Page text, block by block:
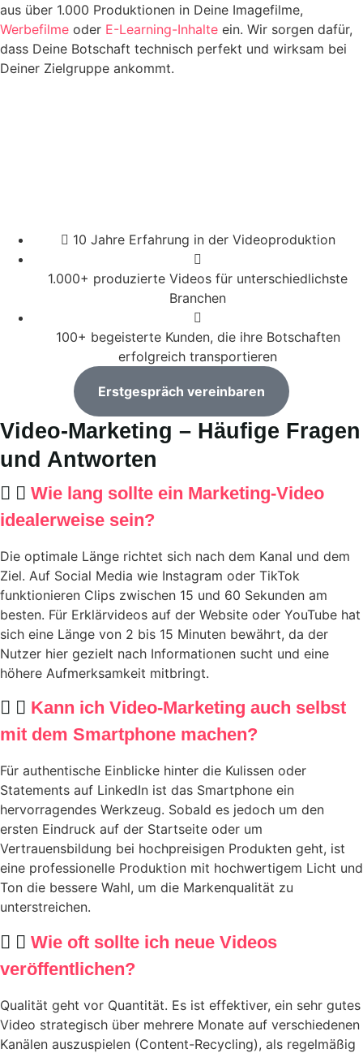
aus über 1.000 Produktionen in Deine Imagefilme,
Werbefilme oder E-Learning-Inhalte ein. Wir sorgen dafür,
dass Deine Botschaft technisch perfekt und wirksam bei
Deiner Zielgruppe ankommt.
10 Jahre Erfahrung in der Videoproduktion
1.000+ produzierte Videos für unterschiedlichste
Branchen
100+ begeisterte Kunden, die ihre Botschaften
erfolgreich transportieren
Erstgespräch vereinbaren
Video-Marketing – Häufige Fragen
und Antworten
Wie lang sollte ein Marketing-Video
idealerweise sein?
Die optimale Länge richtet sich nach dem Kanal und dem
Ziel. Auf Social Media wie Instagram oder TikTok
funktionieren Clips zwischen 15 und 60 Sekunden am
besten. Für Erklärvideos auf der Website oder YouTube hat
sich eine Länge von 2 bis 15 Minuten bewährt, da der
Nutzer hier gezielt nach Informationen sucht und eine
höhere Aufmerksamkeit mitbringt.
Kann ich Video-Marketing auch selbst
mit dem Smartphone machen?
Für authentische Einblicke hinter die Kulissen oder
Statements auf LinkedIn ist das Smartphone ein
hervorragendes Werkzeug. Sobald es jedoch um den
ersten Eindruck auf der Startseite oder um
Vertrauensbildung bei hochpreisigen Produkten geht, ist
eine professionelle Produktion mit hochwertigem Licht und
Ton die bessere Wahl, um die Markenqualität zu
unterstreichen.
Wie oft sollte ich neue Videos
veröffentlichen?
Qualität geht vor Quantität. Es ist effektiver, ein sehr gutes
Video strategisch über mehrere Monate auf verschiedenen
Kanälen auszuspielen (Content-Recycling), als regelmäßig